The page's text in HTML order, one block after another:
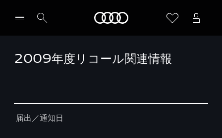
2009年度リコール関連情報
届出／通知日